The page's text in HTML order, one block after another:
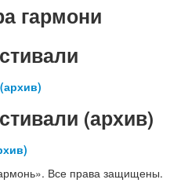
гармони
(архив)
Все права защищены.